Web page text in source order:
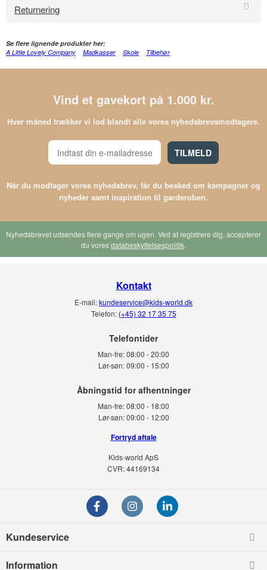
Returnering
Se flere lignende produkter her:
A Little Lovely Company
Madkasser Skole Tilbehør
Vind et gavekort på 1.000 kr.
Hver måned trækker vi lod blandt alle vores nyhedsbrevsmodtagere.
TILMELD
Når du modtager vores nyhedsbrev, får du besked om kampagner og
nyheder samt inspiration til garderoben.
Nyhedsbrevet udsendes flere gange om ugen. Ved at registrere dig, accepterer
du voresdatabeskyttelsespolitik.
Kontakt
E-mail:kundeservice@kids-world.dk
Telefon: (+45) 32 17 35 75
Telefontider
Man-fre:08:00 - 20:00
Lør-søn: 09:00 - 15:00
Man-fre:08:00 - 18:00
Lør-søn:09:00 - 12:00
Fortryd aftale
Kids-world ApS
CVR: 44169134
Kundeservice
Information